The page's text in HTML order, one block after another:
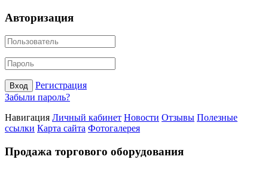
Авторизация
Вход
Регистрация
Забыли пароль?
Навигация Личный кабинет Новости Отзывы Полезные
ссылки Карта сайта Фотогалерея
Продажа торгового оборудования